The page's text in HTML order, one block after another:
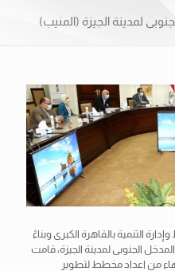
لمدينة الجيزة (المنيب)
التنمية بالقاهرة الكبرى وبناءً
الجنوبى لمدينة الجيزة، قامت
من اعداد مخطط لتطوير